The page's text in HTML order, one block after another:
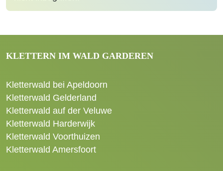
KLETTERN IM WALD GARDEREN
Kletterwald bei Apeldoorn
Kletterwald Gelderland
Kletterwald auf der Veluwe
Kletterwald Harderwijk
Kletterwald Voorthuizen
Kletterwald Amersfoort